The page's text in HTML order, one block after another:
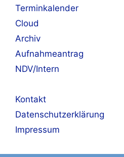
Terminkalender
Cloud
Archiv
Aufnahmeantrag
NDV/Intern
Kontakt
Datenschutzerklärung
Impressum